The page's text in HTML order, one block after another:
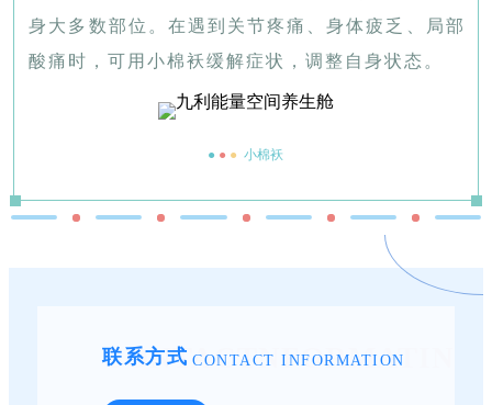
身大多数部位。在遇到关节疼痛、身体疲乏、局部
酸痛时，可用小棉袄缓解症状，调整自身状态。
● ● ●小棉袄
联系方式 CONTACT INFORMATION
CONTACTNFORMATIN